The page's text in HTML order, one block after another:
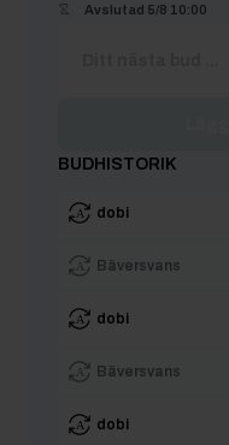
Avslutad 5/8 10:00
BUDHISTORIK
dobi
Bäversvans
dobi
Bäversvans
dobi